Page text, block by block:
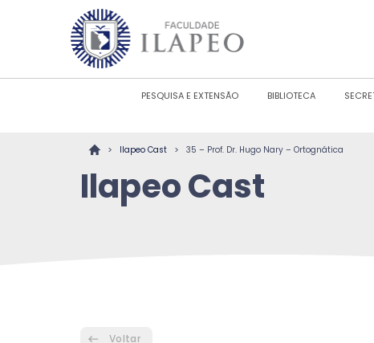
PESQUISA E EXTENSÃO BIBLIOTECA
> Ilapeo Cast > 35 – Prof. Dr. Hugo Nary – Ortognática
Ilapeo Cast
Voltar